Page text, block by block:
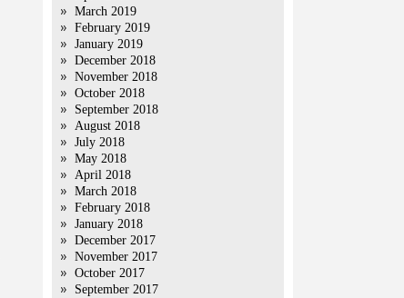
March 2019
February 2019
January 2019
December 2018
November 2018
October 2018
September 2018
August 2018
July 2018
May 2018
April 2018
March 2018
February 2018
January 2018
December 2017
November 2017
October 2017
September 2017